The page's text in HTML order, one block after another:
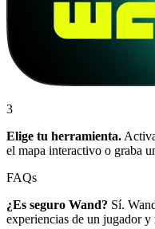
3
Elige tu herramienta.
el mapa interactivo o graba
FAQs
¿Es seguro Wand? Sí.
experiencias de un jugador